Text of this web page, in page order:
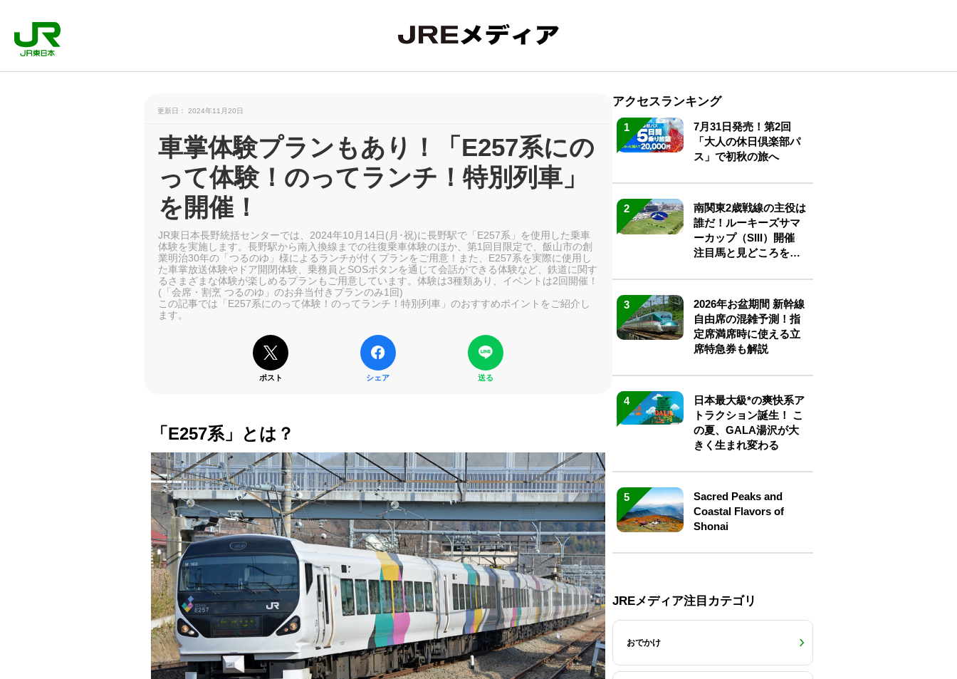
更新日： 2024年11月20日
車掌体験プランもあり！「E257系にの
って体験！のってランチ！特別列車」
を開催！
JR東日本長野統括センターでは、2024年10月14日(月･祝)に長野駅で「E257系」を使用した乗車
体験を実施します。長野駅から南入換線までの往復乗車体験のほか、第1回目限定で、飯山市の創
業明治30年の「つるのゆ」様によるランチが付くプランをご用意！また、E257系を実際に使用し
た車掌放送体験やドア開閉体験、乗務員とSOSボタンを通じて会話ができる体験など、鉄道に関す
るさまざまな体験が楽しめるプランもご用意しています。体験は3種類あり、イベントは2回開催！
(「会席・割烹 つるのゆ」のお弁当付きプランのみ1回)
この記事では「E257系にのって体験！のってランチ！特別列車」のおすすめポイントをご紹介し
ます。
ポスト シェア 送る
「E257系」とは？
アクセスランキング
1
7月31日発売！第2回
「大人の休日倶楽部パ
ス」で初秋の旅へ
2
南関東2歳戦線の主役は
誰だ！ルーキーズサマ
ーカップ（SIII）開催
注目馬と見どころをチ
3
2026年お盆期間 新幹線
自由席の混雑予測！指
定席満席時に使える立
席特急券も解説
4
日本最大級*の爽快系ア
トラクション誕生！ こ
の夏、GALA湯沢が大
きく生まれ変わる
5
Sacred Peaks and
Coastal Flavors of
Shonai
JREメディア注目カテゴリ
おでかけ